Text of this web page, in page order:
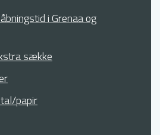
i Grenaa og
sække
papir